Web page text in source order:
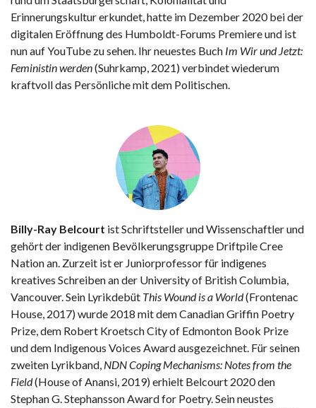
Erinnerungskultur erkundet, hatte im Dezember 2020 bei der
digitalen Eröffnung des Humboldt-Forums Premiere und ist
nun auf YouTube zu sehen. Ihr neuestes Buch Im Wir und Jetzt:
Feministin werden(Suhrkamp, 2021) verbindet wiederum
kraftvoll das Persönliche mit dem Politischen.
Billy-Ray Belcourt ist Schriftsteller und Wissenschaftler und
gehört der indigenen Bevölkerungsgruppe Driftpile Cree
Nation an. Zurzeit ist er Juniorprofessor für indigenes
kreatives Schreiben an der University of British Columbia,
Vancouver. Sein Lyrikdebüt This Wound is a World(Frontenac
House, 2017) wurde 2018 mit dem Canadian Griffin Poetry
Prize, dem Robert Kroetsch City of Edmonton Book Prize
und dem Indigenous Voices Award ausgezeichnet. Für seinen
zweiten Lyrikband, NDN Coping Mechanisms: Notes from the
Field(House of Anansi, 2019) erhielt Belcourt 2020 den
Stephan G. Stephansson Award for Poetry. Sein neustes